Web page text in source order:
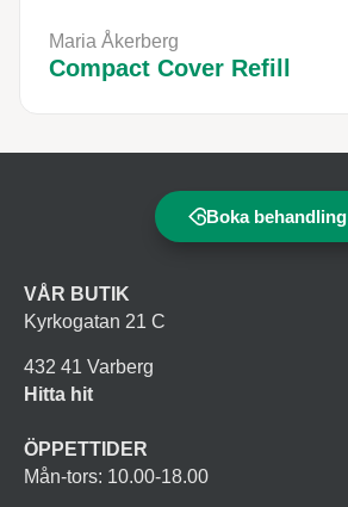
Maria Åkerberg
Compact Cover Refill
Boka behandling
VÅR BUTIK
Kyrkogatan 21 C
432 41 Varberg
Hitta hit
ÖPPETTIDER
Mån-tors: 10.00-18.00